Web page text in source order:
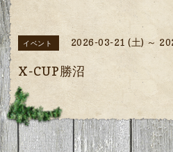
イベント 2026-03-21 (土) ～
X-CUP勝沼